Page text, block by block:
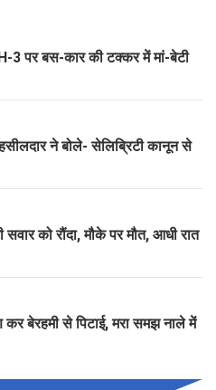
3 पर बस-कार की टक्कर में मां-बेटी
ने बोले- सेलिब्रिटी कानून से
को रौंदा, मौके पर मौत, आधी रात
बेरहमी से पिटाई, मरा समझ नाले में